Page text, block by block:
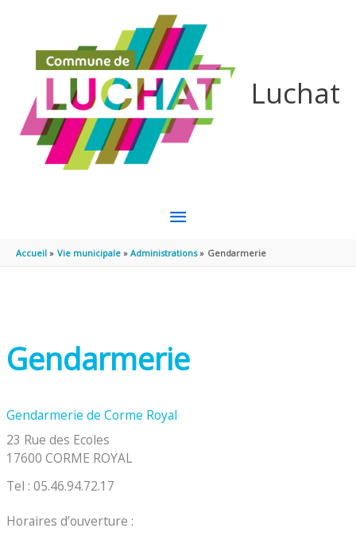
Luchat
MENU
PRINCIPAL
Accueil Vie municipale Administrations Gendarmerie
Gendarmerie
Gendarmerie de Corme Royal
23 Rue des Ecoles
17600 CORME ROYAL
Tel : 05.46.94.72.17
Horaires d’ouverture :